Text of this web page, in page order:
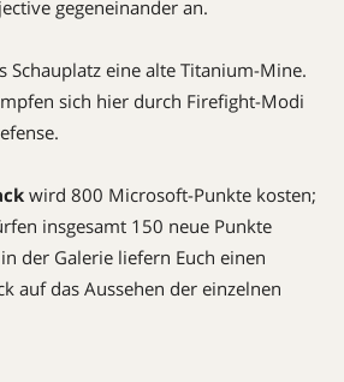
gegeneinander an.
Schauplatz eine alte Titanium-Mine.
sich hier durch Firefight-Modi
wird 800 Microsoft-Punkte kosten;
insgesamt 150 neue Punkte
der Galerie liefern Euch einen
auf das Aussehen der einzelnen